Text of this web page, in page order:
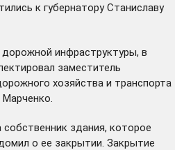
к губернатору Станиславу
инфраструктуры, в
заместитель
хозяйства и транспорта
здания, которое
о ее закрытии. Закрытие